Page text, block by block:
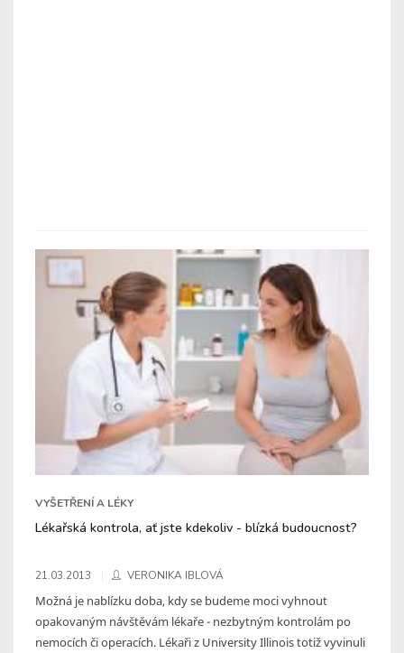
VYŠETŘENÍ A LÉKY
Lékařská kontrola, ať jste kdekoliv - blízká budoucnost?
21.03.2013 VERONIKA IBLOVÁ
Možná je nablízku doba, kdy se budeme moci vyhnout
opakovaným návštěvám lékaře - nezbytným kontrolám po
nemocích či operacích. Lékaři z University Illinois totiž vyvinuli